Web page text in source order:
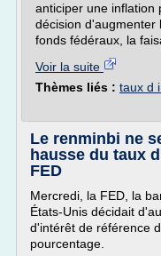
anticiper une inflation
décision d'augmenter
fonds fédéraux, la
Voir la suite
Thèmes liés : taux d
Le renminbi ne
hausse du taux
FED
Mercredi, la FED, la
États-Unis décidait
d'intérêt de référence
pourcentage.